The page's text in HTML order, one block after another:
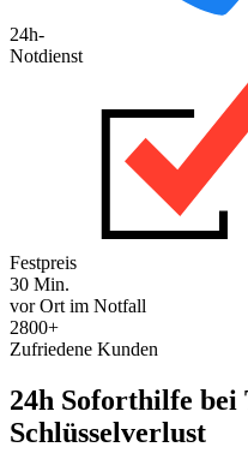
24h-
Notdienst
Festpreis
30 Min.
vor Ort im Notfall
2800+
Zufriedene Kunden
24h Soforthilfe
Schlüsselverlust